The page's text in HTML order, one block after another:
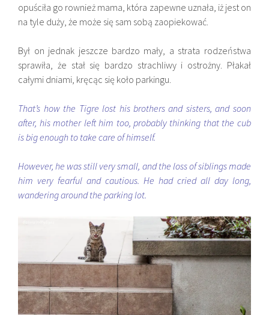
opuściła go rownież mama, która zapewne uznała, iż jest on
na tyle duży, że może się sam sobą zaopiekować.
Był on jednak jeszcze bardzo mały, a strata rodzeństwa
sprawiła, że stał się bardzo strachliwy i ostrożny. Płakał
całymi dniami, kręcąc się koło parkingu.
That’s how the Tigre lost his brothers and sisters, and soon
after, his mother left him too, probably thinking that the cub
is big enough to take care of himself.
However, he was still very small, and the loss of siblings made
him very fearful and cautious. He had cried all day long,
wandering around the parking lot.